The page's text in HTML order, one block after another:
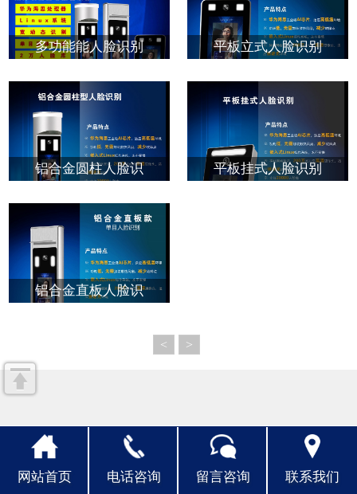
下载中心
在线留言
人才招聘
多功能能人脸识别 平板立式人脸识别
铝合金圆柱人脸识 平板挂式人脸识别
铝合金直板人脸识
< >
网站首页 电话咨询 留言咨询 联系我们